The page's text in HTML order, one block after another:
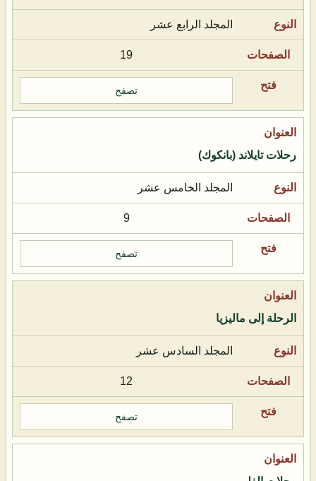
المجلد الرابع عشر
19
تصفح
رحلات تايلاند (بانكوك)
المجلد الخامس عشر
9
تصفح
الرحلة إلى ماليزيا
المجلد السادس عشر
12
تصفح